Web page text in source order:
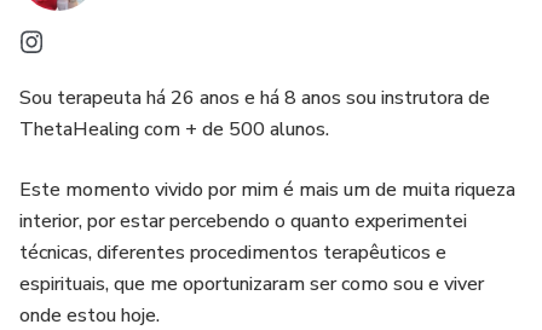
Sou terapeuta há 26 anos e há 8 anos sou instrutora de
ThetaHealing com + de 500 alunos.
Este momento vivido por mim é mais um de muita riqueza
interior, por estar percebendo o quanto experimentei
técnicas, diferentes procedimentos terapêuticos e
espirituais, que me oportunizaram ser como sou e viver
onde estou hoje.